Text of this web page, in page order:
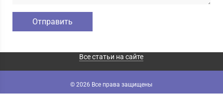
Все статьи на сайте
© 2026 Все права защищены